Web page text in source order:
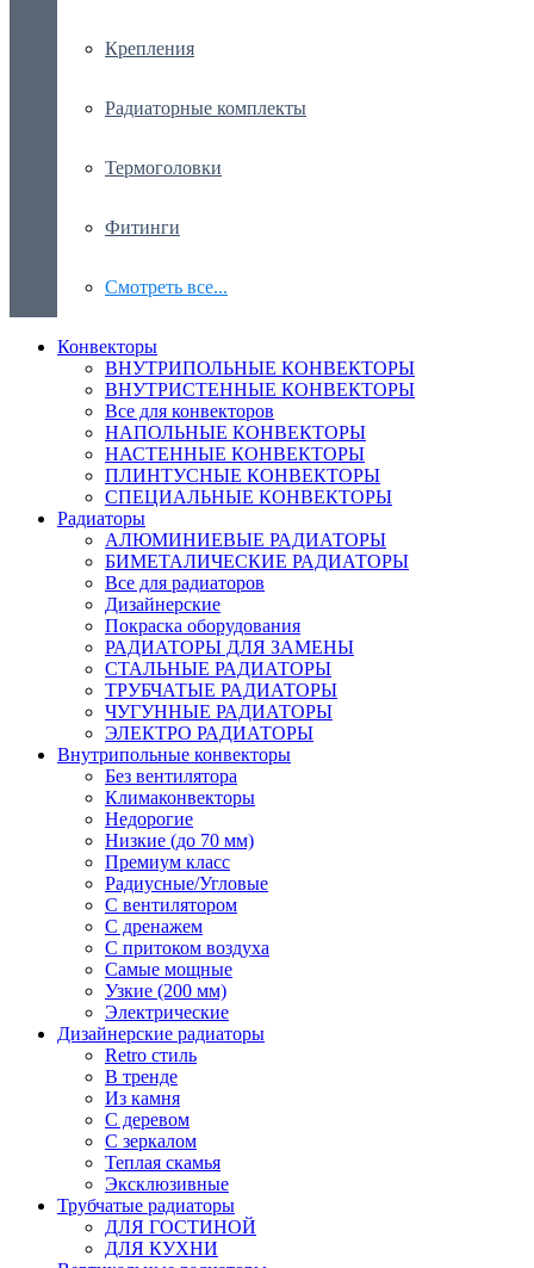
Крепления
Радиаторные комплекты
Термоголовки
Фитинги
Смотреть все...
Конвекторы
ВНУТРИПОЛЬНЫЕ КОНВЕКТОРЫ
ВНУТРИСТЕННЫЕ КОНВЕКТОРЫ
Все для конвекторов
НАПОЛЬНЫЕ КОНВЕКТОРЫ
НАСТЕННЫЕ КОНВЕКТОРЫ
ПЛИНТУСНЫЕ КОНВЕКТОРЫ
СПЕЦИАЛЬНЫЕ КОНВЕКТОРЫ
Радиаторы
АЛЮМИНИЕВЫЕ РАДИАТОРЫ
БИМЕТАЛИЧЕСКИЕ РАДИАТОРЫ
Все для радиаторов
Дизайнерские
Покраска оборудования
РАДИАТОРЫ ДЛЯ ЗАМЕНЫ
СТАЛЬНЫЕ РАДИАТОРЫ
ТРУБЧАТЫЕ РАДИАТОРЫ
ЧУГУННЫЕ РАДИАТОРЫ
ЭЛЕКТРО РАДИАТОРЫ
Внутрипольные конвекторы
Без вентилятора
Климаконвекторы
Недорогие
Низкие (до 70 мм)
Премиум класс
Радиусные/Угловые
С вентилятором
С дренажем
С притоком воздуха
Самые мощные
Узкие (200 мм)
Электрические
Дизайнерские радиаторы
Retro стиль
В тренде
Из камня
С деревом
С зеркалом
Теплая скамья
Эксклюзивные
Трубчатые радиаторы
ДЛЯ ГОСТИНОЙ
ДЛЯ КУХНИ